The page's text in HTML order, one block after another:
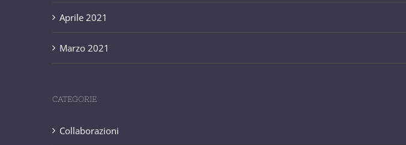
Aprile 2021
Marzo 2021
CATEGORIE
Collaborazioni